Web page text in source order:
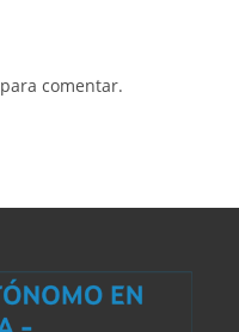
para comentar.